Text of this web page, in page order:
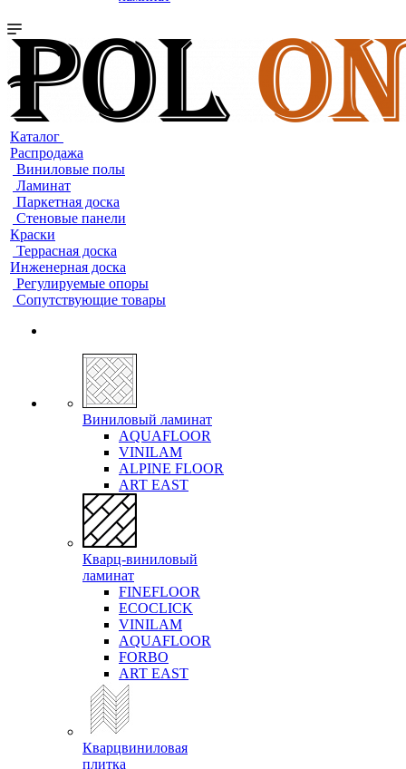
Каталог
Распродажа
Виниловые полы
Ламинат
Паркетная доска
Стеновые панели
Краски
Террасная доска
Инженерная доска
Регулируемые опоры
Сопутствующие товары
Виниловый ламинат
AQUAFLOOR
VINILAM
ALPINE FLOOR
ART EAST
Кварц-виниловый
ламинат
FINEFLOOR
ECOCLICK
VINILAM
AQUAFLOOR
FORBO
ART EAST
Кварцвиниловая
плитка